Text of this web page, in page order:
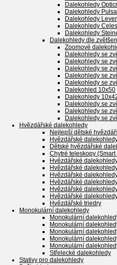
Dalekohledy
Dalekohledy
Dalekohledy
Dalekohledy
Dalekohledy
Dalekohledy dle
Zoomové
Dalekohledy se
Dalekohledy se
Dalekohledy se
Dalekohledy se
Dalekohledy se
Dalekohled 10x50
Dalekohledy
Dalekohledy se
Dalekohledy se
Dalekohledy se
Hvězdářské dalekohledy
Nejlepší dětské
Hvězdářské
Dětské hvězdářské
Chytré teleskopy
Hvězdářské
Hvězdářské
Hvězdářské
Hvězdářské
Hvězdářské
Hvězdářské
Hvězdářské triedry
Monokulární dalekohledy
Monokulární
Monokulární
Monokulární
Monokulární
Monokulární
Střelecké dalekohledy
Stativy pro dalekohledy